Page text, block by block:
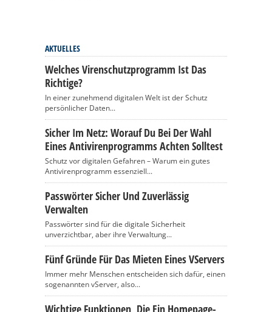
AKTUELLES
Welches Virenschutzprogramm Ist Das
Richtige?
In einer zunehmend digitalen Welt ist der Schutz
persönlicher Daten...
Sicher Im Netz: Worauf Du Bei Der Wahl
Eines Antivirenprogramms Achten Solltest
Schutz vor digitalen Gefahren – Warum ein gutes
Antivirenprogramm essenziell...
Passwörter Sicher Und Zuverlässig
Verwalten
Passwörter sind für die digitale Sicherheit
unverzichtbar, aber ihre Verwaltung...
Fünf Gründe Für Das Mieten Eines VServers
Immer mehr Menschen entscheiden sich dafür, einen
sogenannten vServer, also...